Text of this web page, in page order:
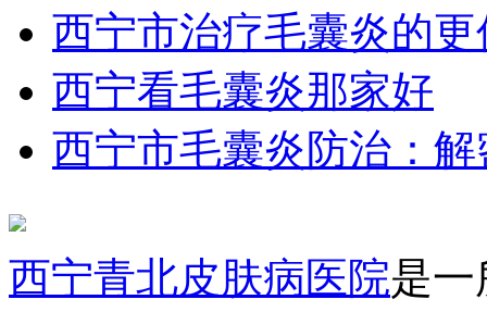
西宁市治疗毛囊炎的
西宁看毛囊炎那家好
西宁市毛囊炎防治：
西宁青北皮肤病医院是